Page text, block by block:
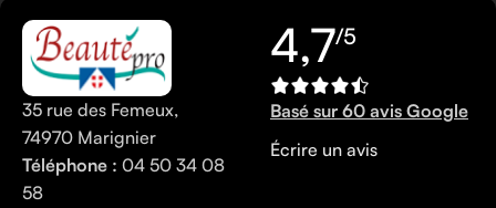
35 rue des Femeux,
74970 Marignier
Téléphone : 04 50 34 08
58
4,7/5
Basé sur 60 avis Google
Écrire un avis